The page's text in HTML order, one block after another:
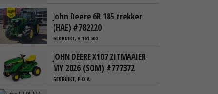
John Deere 6R 185 trekker
(HAE) #782220
GEBRUIKT, € 161.500
JOHN DEERE X107 ZITMAAIER
MY 2026 (SOM) #777372
GEBRUIKT, P.O.A.